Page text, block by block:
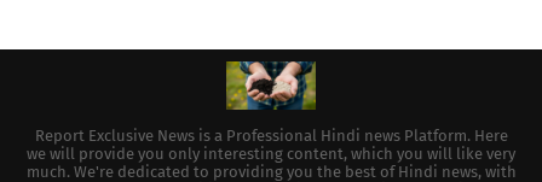
Report Exclusive News is a Professional Hindi news Platform. Here
we will provide you only interesting content, which you will like very
much. We're dedicated to providing you the best of Hindi news, with